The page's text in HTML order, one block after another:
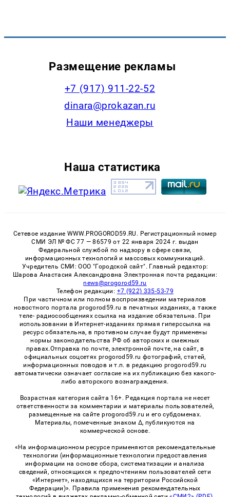
Размещение рекламы
+7 (917) 911-22-52
dinara@prokazan.ru
Наши менеджеры
Наша статистика
Сетевое издание WWW.PROGOROD59.RU. Регистрационный номер
СМИ ЭЛ № ФС 77 — 86579 от 22 января 2024 г. выдан
Федеральной службой по надзору в сфере связи,
информационных технологий и массовых коммуникаций.
Учредитель СМИ: ООО "Городской сайт". Главный редактор:
Шарова Анастасия Александровна Электронная почта редакции:
news@progorod59.ru
Телефон редакции: +7 (922) 335-53-79
При частичном или полном воспроизведении материалов
новостного портала progorod59.ru в печатных изданиях, а также
теле- радиосообщениях ссылка на издание обязательна. При
использовании в Интернет-изданиях прямая гиперссылка на
ресурс обязательна, в противном случае будут применены
нормы законодательства РФ об авторских и смежных
правах.Отправка по почте, электронной почте, на сайт, в
официальных соцсетях progorod59.ru фотографий, статей,
информационных поводов и т.п. в редакцию progorod59.ru
автоматически означает согласие на их публикацию без какого-
либо авторского вознаграждения.
Возрастная категория сайта 16+. Редакция портала не несет
ответственности за комментарии и материалы пользователей,
размещенные на сайте progorod59.ru и его субдоменах.
Материалы, помеченные знаком Δ, публикуются на
коммерческой основе.
«На информационном ресурсе применяются рекомендательные
технологии (информационные технологии предоставления
информации на основе сбора, систематизации и анализа
сведений, относящихся к предпочтениям пользователей сети
«Интернет», находящихся на территории Российской
Федерации)». Правила применения рекомендательных